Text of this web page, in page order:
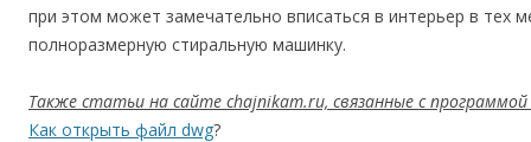
при этом может замечательно вписаться в интерьер в тех
полноразмерную стиральную машинку.
Также статьи на сайте chajnikam.ru, связанные с программой
Как открыть файл dwg?